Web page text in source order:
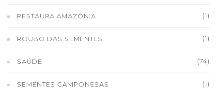
RESTAURA AMAZÔNIA (1)
ROUBO DAS SEMENTES (1)
SAÚDE (74)
SEMENTES CAMPONESAS (1)